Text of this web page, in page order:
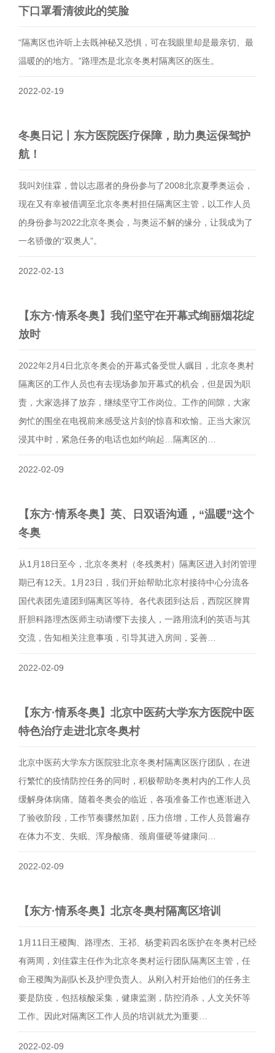
下口罩看清彼此的笑脸
“隔离区也许听上去既神秘又恐惧，可在我眼里却是最亲切、最
温暖的的地方。”路理杰是北京冬奥村隔离区的医生。
2022-02-19
冬奥日记丨东方医院医疗保障，助力奥运保驾护
航！
我叫刘佳霖，曾以志愿者的身份参与了2008北京夏季奥运会，
现在又有幸被借调至北京冬奥村担任隔离区主管，以工作人员
的身份参与2022北京冬奥会，与奥运不解的缘分，让我成为了
一名骄傲的“双奥人”。
2022-02-13
【东方·情系冬奥】我们坚守在开幕式绚丽烟花绽
放时
2022年2月4日北京冬奥会的开幕式备受世人瞩目，北京冬奥村
隔离区的工作人员也有去现场参加开幕式的机会，但是因为职
责，大家选择了放弃，继续坚守工作岗位。工作的间隙，大家
匆忙的围坐在电视前来感受这片刻的惊喜和欢愉。正当大家沉
浸其中时，紧急任务的电话也如约响起…隔离区的…
2022-02-09
【东方·情系冬奥】英、日双语沟通，“温暖”这个
冬奥
从1月18日至今，北京冬奥村（冬残奥村）隔离区进入封闭管理
期已有12天。1月23日，我们开始帮助北京村接待中心分流各
国代表团先遣团到隔离区等待。各代表团到达后，西院区脾胃
肝胆科路理杰医师主动请缨下去接人，一路用流利的英语与其
交流，告知相关注意事项，引导其进入房间，妥善…
2022-02-09
【东方·情系冬奥】北京中医药大学东方医院中医
特色治疗走进北京冬奥村
北京中医药大学东方医院驻北京冬奥村隔离区医疗团队，在进
行繁忙的疫情防控任务的同时，积极帮助冬奥村内的工作人员
缓解身体病痛。随着冬奥会的临近，各项准备工作也逐渐进入
了验收阶段，工作节奏骤然加剧，压力倍增，工作人员普遍存
在体力不支、失眠、浑身酸痛、颈肩僵硬等健康问…
2022-02-09
【东方·情系冬奥】北京冬奥村隔离区培训
1月11日王稷陶、路理杰、王祁、杨雯莉四名医护在冬奥村已经
有两周，刘佳霖主任作为北京冬奥村运行团队隔离区主管，任
命王稷陶为副队长及护理负责人。从刚入村开始他们的任务主
要是防疫，包括核酸采集，健康监测，防控消杀，人文关怀等
工作。因此对隔离区工作人员的培训就尤为重要…
2022-02-09